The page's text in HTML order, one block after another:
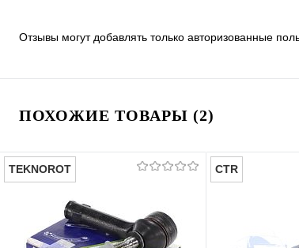
Отзывы могут добавлять только авторизованные
ПОХОЖИЕ ТОВАРЫ (2)
TEKNOROT CTR